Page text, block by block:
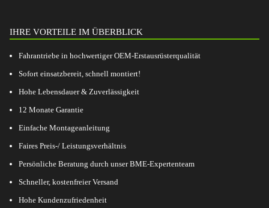
IHRE VORTEILE IM ÜBERBLICK
Fahrantriebe in hochwertiger OEM-Erstausrüsterqualität
Sofort einsatzbereit, schnell montiert!
Hohe Lebensdauer & Zuverlässigkeit
12 Monate Garantie
Einfache Montageanleitung
Faires Preis-/ Leistungsverhältnis
Persönliche Beratung durch unser BME-Expertenteam
Schneller, kostenfreier Versand
Hohe Kundenzufriedenheit